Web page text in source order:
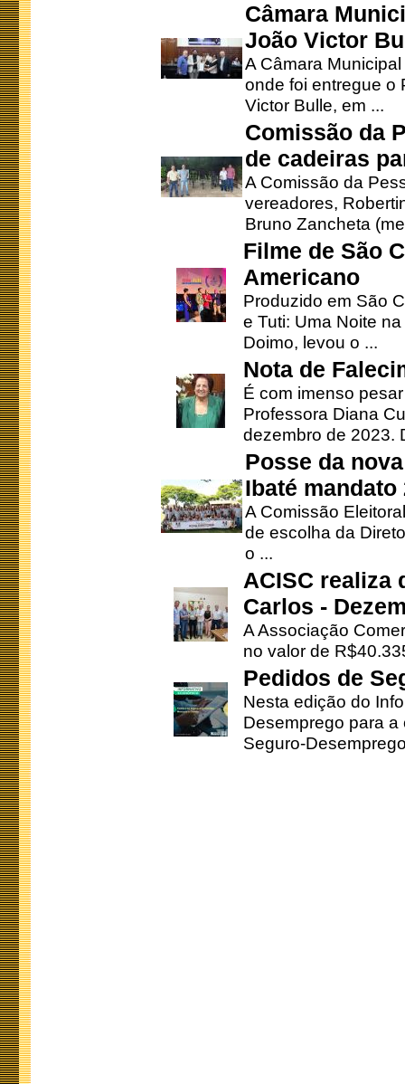
Câmara
João Victor
A Câmara
onde foi entregue o
Victor Bulle, em ...
Comissão da
de cadeiras
A Comissão da
vereadores,
Bruno Zancheta
Filme de São
Americano
Produzido em São
e Tuti: Uma Noite
Doimo, levou o ...
Nota de
É com imenso
Professora Diana
dezembro de 2023.
Posse da
Ibaté mandato
A Comissão
de escolha da
o ...
ACISC realiza
Carlos -
A Associação
no valor de
Pedidos de
Nesta edição do
Desemprego para
Seguro-